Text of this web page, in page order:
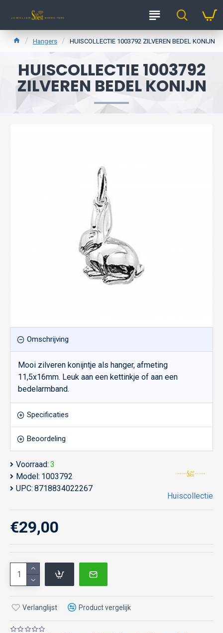
Hangers HUISCOLLECTIE 1003792 ZILVEREN BEDEL KONIJN
HUISCOLLECTIE 1003792
ZILVEREN BEDEL KONIJN
Omschrijving
Mooi zilveren konijntje als hanger, afmeting
11,5x16mm. Leuk aan een kettinkje of aan een
bedelarmband.
Specificaties
Beoordeling
Voorraad: 3
Model: 1003792
UPC: 8718834022267
Huiscollectie
€29,00
Verlanglijst Product vergelijk